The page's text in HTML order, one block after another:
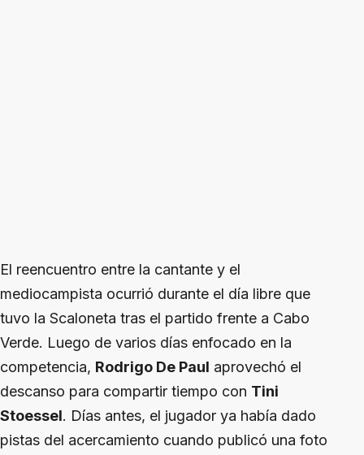
El reencuentro entre la cantante y el
mediocampista ocurrió durante el día libre que
tuvo la Scaloneta tras el partido frente a Cabo
Verde. Luego de varios días enfocado en la
competencia, Rodrigo De Paul aprovechó el
descanso para compartir tiempo con Tini
Stoessel. Días antes, el jugador ya había dado
pistas del acercamiento cuando publicó una foto